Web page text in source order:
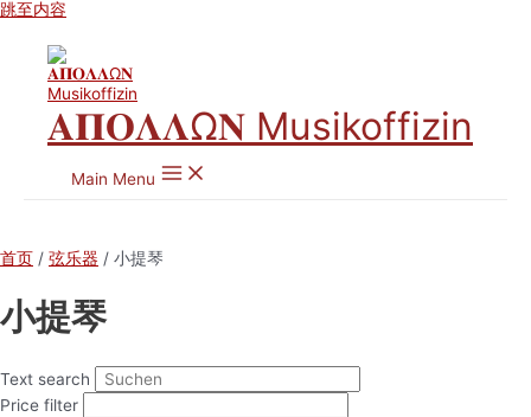
跳至内容
𝚨𝚷𝚶𝚲𝚲Ω𝚴 Musikoffizin
Main Menu
首页 / 弦乐器 / 小提琴
小提琴
Text search
Price filter